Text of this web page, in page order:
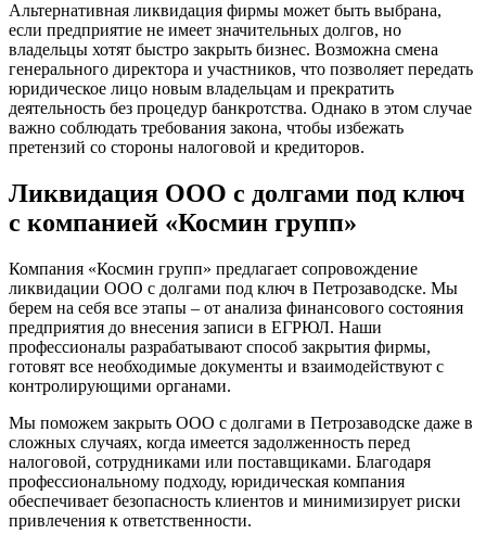
Альтернативная ликвидация фирмы может быть выбрана,
если предприятие не имеет значительных долгов, но
владельцы хотят быстро закрыть бизнес. Возможна смена
генерального директора и участников, что позволяет передать
юридическое лицо новым владельцам и прекратить
деятельность без процедур банкротства. Однако в этом случае
важно соблюдать требования закона, чтобы избежать
претензий со стороны налоговой и кредиторов.
Ликвидация ООО с долгами под ключ
с компанией «Космин групп»
Компания «Космин групп» предлагает сопровождение
ликвидации ООО с долгами под ключ в Петрозаводске. Мы
берем на себя все этапы – от анализа финансового состояния
предприятия до внесения записи в ЕГРЮЛ. Наши
профессионалы разрабатывают способ закрытия фирмы,
готовят все необходимые документы и взаимодействуют с
контролирующими органами.
Мы поможем закрыть ООО с долгами в Петрозаводске даже в
сложных случаях, когда имеется задолженность перед
налоговой, сотрудниками или поставщиками. Благодаря
профессиональному подходу, юридическая компания
обеспечивает безопасность клиентов и минимизирует риски
привлечения к ответственности.